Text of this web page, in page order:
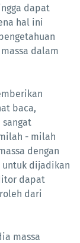
dapat
hal ini
dalam
baca,
- milah
dengan
untuk dijadikan
dapat
dari
massa